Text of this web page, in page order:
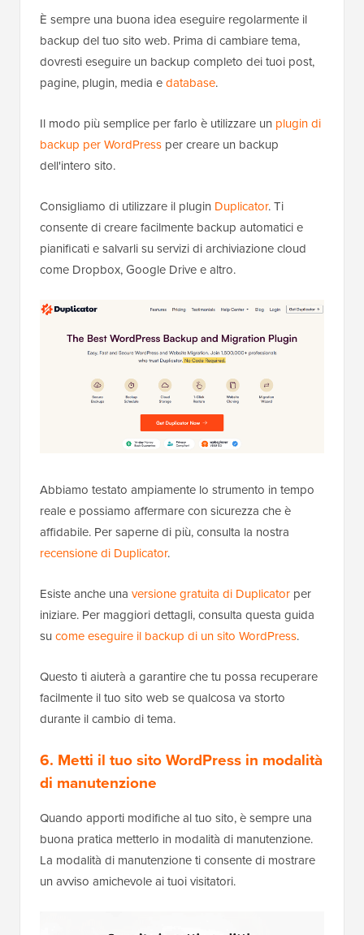
È sempre una buona idea eseguire regolarmente il
backup del tuo sito web. Prima di cambiare tema,
dovresti eseguire un backup completo dei tuoi post,
pagine, plugin, media edatabase.
Il modo più semplice per farlo è utilizzare un plugin di
backup per WordPress per creare un backup
dell'intero sito.
Consigliamo di utilizzare il plugin Duplicator. Ti
consente di creare facilmente backup automatici e
pianificati e salvarli su servizi di archiviazione cloud
come Dropbox, Google Drive e altro.
Abbiamo testato ampiamente lo strumento in tempo
reale e possiamo affermare con sicurezza che è
affidabile. Per saperne di più, consulta la nostra
recensione di Duplicator.
Esiste anche una versione gratuita di Duplicator per
iniziare. Per maggiori dettagli, consulta questa guida
su come eseguire il backup di un sito WordPress.
Questo ti aiuterà a garantire che tu possa recuperare
facilmente il tuo sito web se qualcosa va storto
durante il cambio di tema.
6. Metti il tuo sito WordPress in modalità
di manutenzione
Quando apporti modifiche al tuo sito, è sempre una
buona pratica metterlo in modalità di manutenzione.
La modalità di manutenzione ti consente di mostrare
un avviso amichevole ai tuoi visitatori.